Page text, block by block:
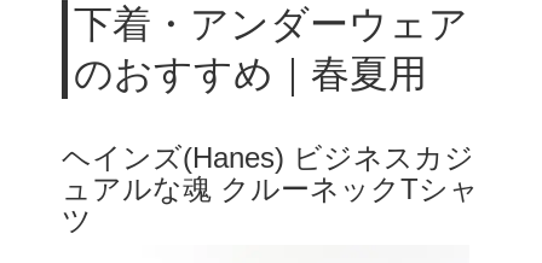
下着・アンダーウェア
のおすすめ｜春夏用
ヘインズ(Hanes) ビジネスカジ
ュアルな魂 クルーネックTシャ
ツ